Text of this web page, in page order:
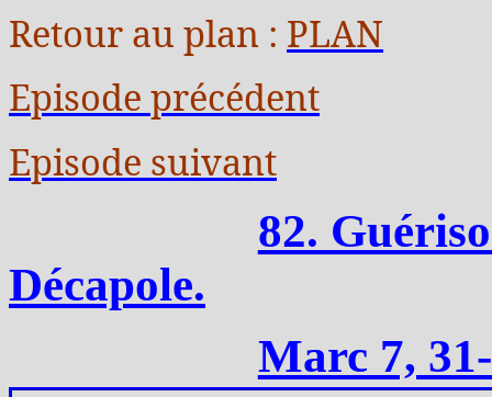
Retour au plan : PLAN
Episode précédent
Episode suivant
82.
Décapole.
Marc 7,